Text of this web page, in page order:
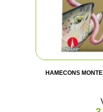
HAMECONS